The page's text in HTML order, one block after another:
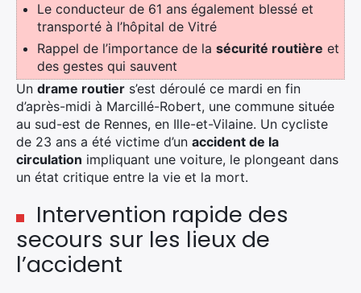
Le conducteur de 61 ans également blessé et
transporté à l’hôpital de Vitré
Rappel de l’importance de la sécurité routière et
des gestes qui sauvent
Un drame routier s’est déroulé ce mardi en fin
d’après-midi à Marcillé-Robert, une commune située
au sud-est de Rennes, en Ille-et-Vilaine. Un cycliste
de 23 ans a été victime d’un accident de la
circulation impliquant une voiture, le plongeant dans
un état critique entre la vie et la mort.
Intervention rapide des
secours sur les lieux de
l’accident